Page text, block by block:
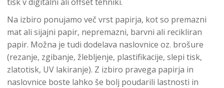
Na izbiro ponujamo več vrst papirja, kot so premazni
mat ali sijajni papir, nepremazni, barvni ali recikliran
papir. Možna je tudi dodelava naslovnice oz. brošure
(rezanje, zgibanje, žlebljenje, plastifikacije, slepi tisk,
zlatotisk, UV lakiranje). Z izbiro pravega papirja in
naslovnice boste lahko še bolj poudarili lastnosti in